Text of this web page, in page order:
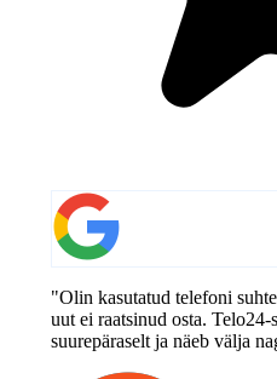
"Olin kasutatud telefoni
uut ei raatsinud osta.
suurepäraselt ja näeb välja